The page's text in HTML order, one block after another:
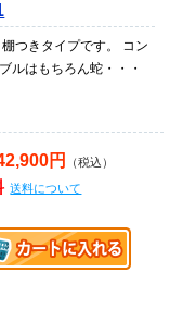
つきタイプです。 コン
ルはもちろん蛇・・・
円 （税込）
送料について